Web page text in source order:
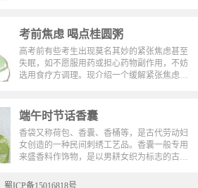
考前焦虑 喝点桂圆粥
高考前有些考生出现莫名其妙的紧张焦虑甚至
失眠，如不愿服用药或担心药物副作用，不妨
选用食疗方调理。现介绍一个缓解紧张焦虑的
端午时节话香囊
香袋又称荷包、香囊、香桶等，是古代劳动妇
女创造的一种民间刺绣工艺品。香囊一般专用
来盛香料作饰物，是以男耕女织为标志的古代
俗。香袋与琼瑶、玉环、香帕等，为古代人重
蜀ICP备15016818号